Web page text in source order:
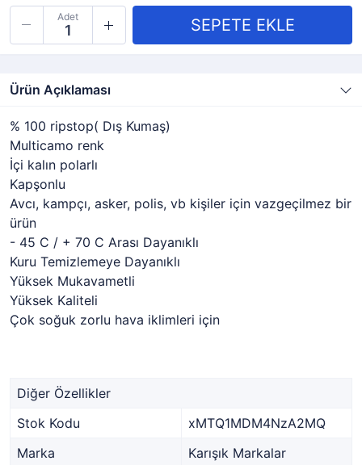
Adet
Ürün Açıklaması
% 100 ripstop( Dış Kumaş)
Multicamo renk
İçi kalın polarlı
Kapşonlu
Avcı, kampçı, asker, polis, vb kişiler için vazgeçilmez bir
ürün
- 45 C / + 70 C Arası Dayanıklı
Kuru Temizlemeye Dayanıklı
Yüksek Mukavametli
Yüksek Kaliteli
Çok soğuk zorlu hava iklimleri için
Diğer Özellikler
Stok Kodu
xMTQ1MDM4NzA2MQ
Marka
Karışık Markalar